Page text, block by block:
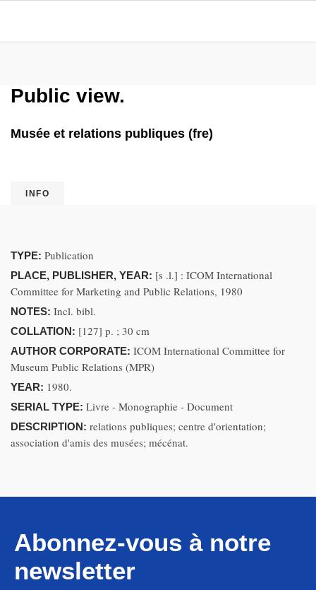
Public view.
Musée et relations publiques (fre)
INFO
TYPE: Publication
PLACE, PUBLISHER, YEAR: [s .l.] : ICOM International
Committee for Marketing and Public Relations, 1980
NOTES: Incl. bibl.
COLLATION: [127] p. ; 30 cm
AUTHOR CORPORATE: ICOM International Committee for
Museum Public Relations (MPR)
YEAR: 1980.
SERIAL TYPE: Livre - Monographie - Document
DESCRIPTION: relations publiques; centre d'orientation;
association d'amis des musées; mécénat.
Abonnez-vous à notre
newsletter